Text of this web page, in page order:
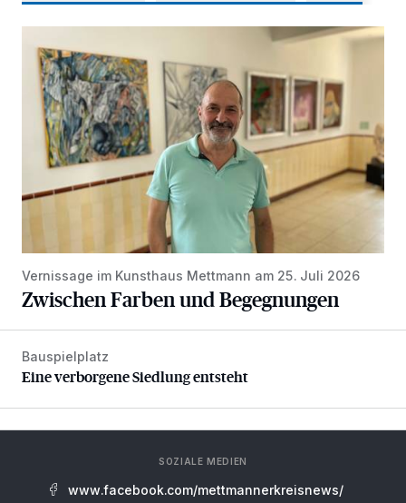
Vernissage im Kunsthaus Mettmann am 25. Juli 2026
Zwischen Farben und Begegnungen
Eine verborgene Siedlung entsteht
Bauspielplatz
Eine verborgene Siedlung entsteht
SOZIALE MEDIEN
www.facebook.com/mettmannerkreisnews/